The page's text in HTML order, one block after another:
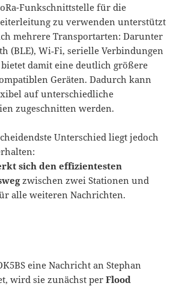
Funkschnittstelle für die
zu verwenden unterstützt
mehrere Transportarten: Darunter
(BLE), Wi‑Fi, serielle Verbindungen
bietet damit eine deutlich größere
Geräten. Dadurch kann
auf unterschiedliche
zugeschnitten werden.
Unterschied liegt jedoch
sich den effizientesten
zwischen zwei Stationen und
alle weiteren Nachrichten.
eine Nachricht an Stephan
wird sie zunächst perFlood